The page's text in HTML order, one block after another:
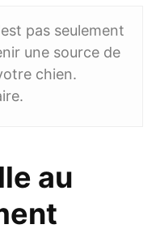
pas seulement
une source de
chien.
au